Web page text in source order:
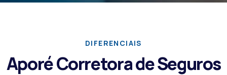
DIFERENCIAIS
Aporé Corretora de Seguros